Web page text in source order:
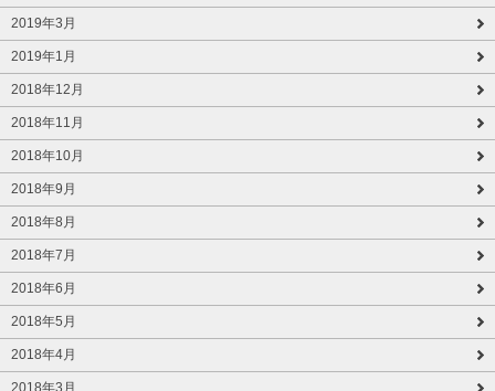
2019年3月
2019年1月
2018年12月
2018年11月
2018年10月
2018年9月
2018年8月
2018年7月
2018年6月
2018年5月
2018年4月